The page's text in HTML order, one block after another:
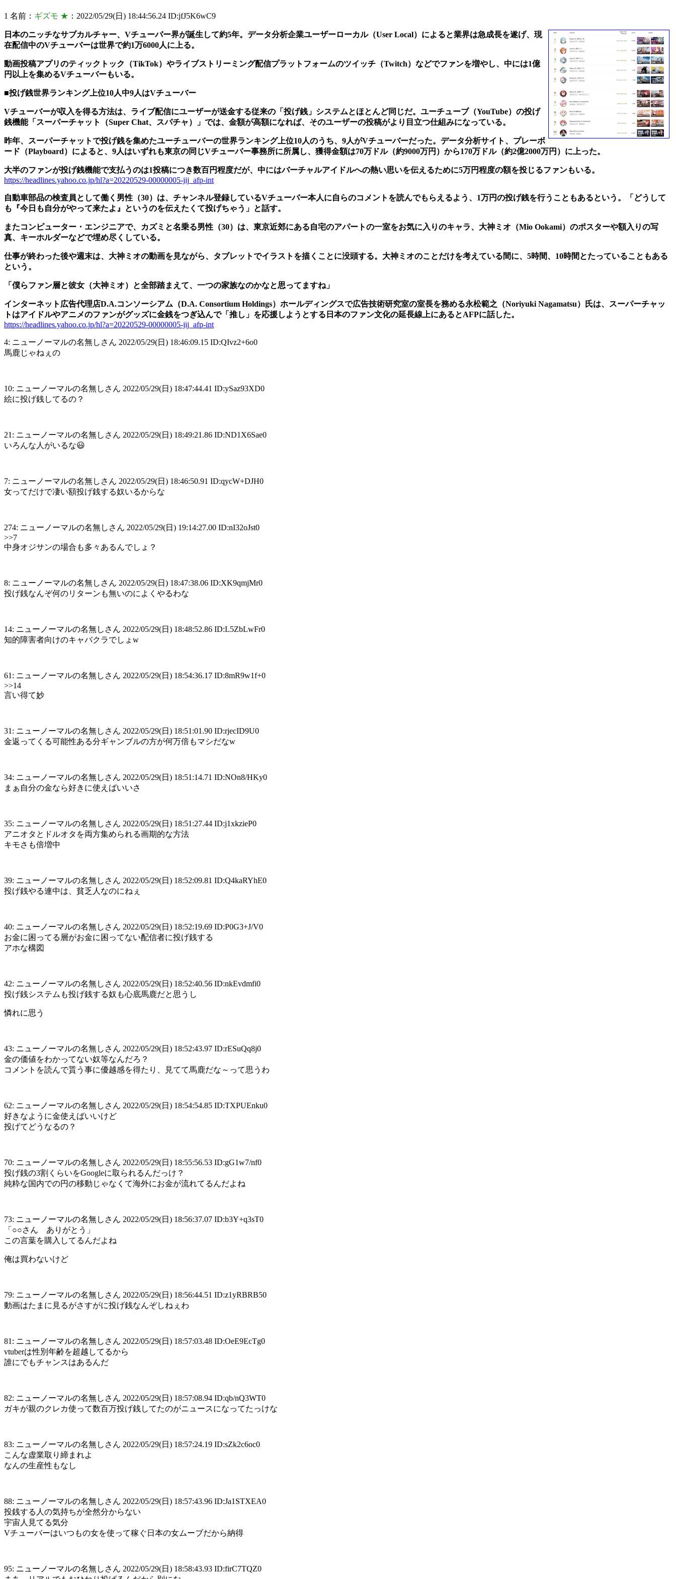
1 名前： ギズモ ★ ：2022/05/29(日) 18:44:56.24 ID:jfJ5K6wC9
日本のニッチなサブカルチャー、Vチューバー界が誕生して約5年。データ分析企業ユーザーローカル（User Local）によると業界は急成長を遂げ、現
在配信中のVチューバーは世界で約1万6000人に上る。
動画投稿アプリのティックトック（TikTok）やライブストリーミング配信プラットフォームのツイッチ（Twitch）などでファンを増やし、中には1億
円以上を集めるVチューバーもいる。
■投げ銭世界ランキング上位10人中9人はVチューバー
Vチューバーが収入を得る方法は、ライブ配信にユーザーが送金する従来の「投げ銭」システムとほとんど同じだ。ユーチューブ（YouTube）の投げ
銭機能「スーパーチャット（Super Chat、スパチャ）」では、金額が高額になれば、そのユーザーの投稿がより目立つ仕組みになっている。
昨年、スーパーチャットで投げ銭を集めたユーチューバーの世界ランキング上位10人のうち、9人がVチューバーだった。データ分析サイト、プレーボ
ード（Playboard）によると、9人はいずれも東京の同じVチューバー事務所に所属し、獲得金額は70万ドル（約9000万円）から170万ドル（約2億2000万円）に上った。
大半のファンが投げ銭機能で支払うのは1投稿につき数百円程度だが、中にはバーチャルアイドルへの熱い思いを伝えるために5万円程度の額を投じるファンもいる。
https://headlines.yahoo.co.jp/hl?a=20220529-00000005-jij_afp-int
自動車部品の検査員として働く男性（30）は、チャンネル登録しているVチューバー本人に自らのコメントを読んでもらえるよう、1万円の投げ銭を行うこともあるという。「どうして
も『今日も自分がやって来たよ』というのを伝えたくて投げちゃう」と話す。
またコンピューター・エンジニアで、カズミと名乗る男性（30）は、東京近郊にある自宅のアパートの一室をお気に入りのキャラ、大神ミオ（Mio Ookami）のポスターや額入りの写
真、キーホルダーなどで埋め尽くしている。
仕事が終わった後や週末は、大神ミオの動画を見ながら、タブレットでイラストを描くことに没頭する。大神ミオのことだけを考えている間に、5時間、10時間とたっていることもある
という。
「僕らファン層と彼女（大神ミオ）と全部踏まえて、一つの家族なのかなと思ってますね」
インターネット広告代理店D.A.コンソーシアム（D.A. Consortium Holdings）ホールディングスで広告技術研究室の室長を務める永松範之（Noriyuki Nagamatsu）氏は、スーパーチャッ
トはアイドルやアニメのファンがグッズに金銭をつぎ込んで「推し」を応援しようとする日本のファン文化の延長線上にあるとAFPに話した。
https://headlines.yahoo.co.jp/hl?a=20220529-00000005-jij_afp-int
4: ニューノーマルの名無しさん 2022/05/29(日) 18:46:09.15 ID:QIvz2+6o0
馬鹿じゃねぇの
10: ニューノーマルの名無しさん 2022/05/29(日) 18:47:44.41 ID:ySaz93XD0
絵に投げ銭してるの？
21: ニューノーマルの名無しさん 2022/05/29(日) 18:49:21.86 ID:ND1X6Sae0
いろんな人がいるな😃
7: ニューノーマルの名無しさん 2022/05/29(日) 18:46:50.91 ID:qycW+DJH0
女ってだけで凄い額投げ銭する奴いるからな
274: ニューノーマルの名無しさん 2022/05/29(日) 19:14:27.00 ID:nI32oJst0
>>7
中身オジサンの場合も多々あるんでしょ？
8: ニューノーマルの名無しさん 2022/05/29(日) 18:47:38.06 ID:XK9qmjMr0
投げ銭なんぞ何のリターンも無いのによくやるわな
14: ニューノーマルの名無しさん 2022/05/29(日) 18:48:52.86 ID:L5ZbLwFr0
知的障害者向けのキャバクラでしょw
61: ニューノーマルの名無しさん 2022/05/29(日) 18:54:36.17 ID:8mR9w1f+0
>>14
言い得て妙
31: ニューノーマルの名無しさん 2022/05/29(日) 18:51:01.90 ID:rjecID9U0
金返ってくる可能性ある分ギャンブルの方が何万倍もマシだなw
34: ニューノーマルの名無しさん 2022/05/29(日) 18:51:14.71 ID:NOn8/HKy0
まぁ自分の金なら好きに使えばいいさ
35: ニューノーマルの名無しさん 2022/05/29(日) 18:51:27.44 ID:j1xkzieP0
アニオタとドルオタを両方集められる画期的な方法
キモさも倍増中
39: ニューノーマルの名無しさん 2022/05/29(日) 18:52:09.81 ID:Q4kaRYhE0
投げ銭やる連中は、貧乏人なのにねぇ
40: ニューノーマルの名無しさん 2022/05/29(日) 18:52:19.69 ID:P0G3+J/V0
お金に困ってる層がお金に困ってない配信者に投げ銭する
アホな構図
42: ニューノーマルの名無しさん 2022/05/29(日) 18:52:40.56 ID:nkEvdmfi0
投げ銭システムも投げ銭する奴も心底馬鹿だと思うし
憐れに思う
43: ニューノーマルの名無しさん 2022/05/29(日) 18:52:43.97 ID:rESuQq8j0
金の価値をわかってない奴等なんだろ？
コメントを読んで貰う事に優越感を得たり、見てて馬鹿だな～って思うわ
62: ニューノーマルの名無しさん 2022/05/29(日) 18:54:54.85 ID:TXPUEnku0
好きなように金使えばいいけど
投げてどうなるの？
70: ニューノーマルの名無しさん 2022/05/29(日) 18:55:56.53 ID:gG1w7/nf0
投げ銭の3割くらいをGoogleに取られるんだっけ？
純粋な国内での円の移動じゃなくて海外にお金が流れてるんだよね
73: ニューノーマルの名無しさん 2022/05/29(日) 18:56:37.07 ID:b3Y+q3sT0
「○○さん ありがとう」
この言葉を購入してるんだよね
俺は買わないけど
79: ニューノーマルの名無しさん 2022/05/29(日) 18:56:44.51 ID:z1yRBRB50
動画はたまに見るがさすがに投げ銭なんぞしねぇわ
81: ニューノーマルの名無しさん 2022/05/29(日) 18:57:03.48 ID:OeE9EcTg0
vtuberは性別年齢を超越してるから
誰にでもチャンスはあるんだ
82: ニューノーマルの名無しさん 2022/05/29(日) 18:57:08.94 ID:qb/nQ3WT0
ガキが親のクレカ使って数百万投げ銭してたのがニュースになってたっけな
83: ニューノーマルの名無しさん 2022/05/29(日) 18:57:24.19 ID:sZk2c6oc0
こんな虚業取り締まれよ
なんの生産性もなし
88: ニューノーマルの名無しさん 2022/05/29(日) 18:57:43.96 ID:Ja1STXEA0
投銭する人の気持ちが全然分からない
宇宙人見てる気分
Vチューバーはいつもの女を使って稼ぐ日本の女ムーブだから納得
95: ニューノーマルの名無しさん 2022/05/29(日) 18:58:43.93 ID:firC7TQZ0